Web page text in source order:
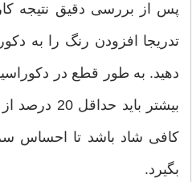
پس از بررسی دقیق نتیجه
تدریجا افزودن رنگ را به
دهید. به طور قطع در
بیشتر باید
کافی شاد باشد تا احساس
بگیرد.